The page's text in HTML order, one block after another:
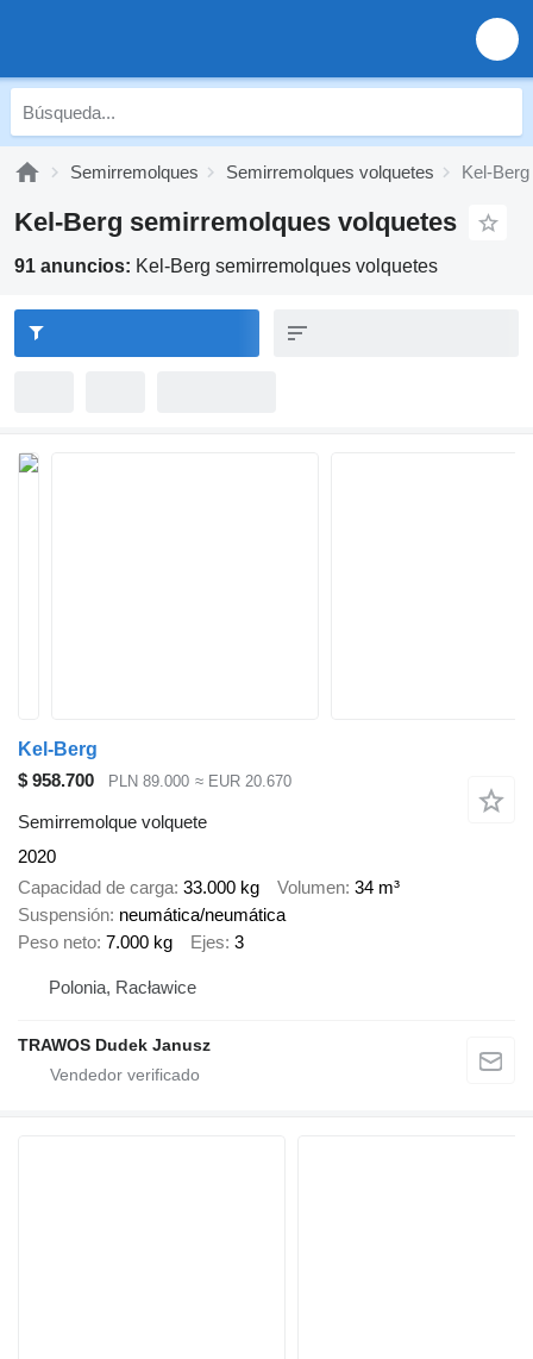
Semirremolques Semirremolques volquetes Kel-
Kel-Berg semirremolques volquetes
91 anuncios: Kel-Berg semirremolques volquetes
Kel-Berg
$ 958.700
PLN 89.000 ≈ EUR 20.670
Semirremolque volquete
2020
Capacidad de carga 33.000 kg Volumen 34 m³
Suspensión neumática/neumática
Peso neto 7.000 kg Ejes 3
Polonia, Racławice
TRAWOS Dudek Janusz